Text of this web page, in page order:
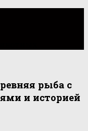
рыба с
и историей